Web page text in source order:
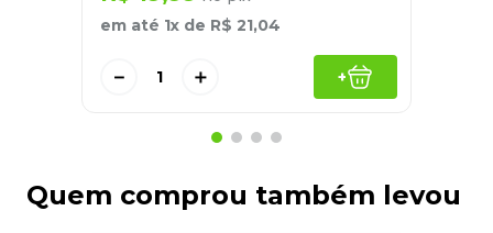
em até 1x de R$ 21,04
＋
－ +
Quem comprou também levou